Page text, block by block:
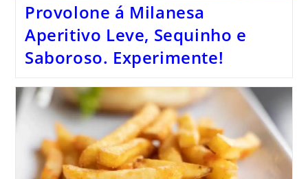
Provolone á Milanesa
Aperitivo Leve, Sequinho e
Saboroso. Experimente!